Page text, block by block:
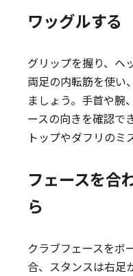
ワッグルする
グリップを握り、ヘ
両足の内転筋を使い
ましょう。手首や腕
ースの向きを確認で
トップやダフリのミ
フェースを合
ら
クラブフェースをボ
合、スタンスは右足